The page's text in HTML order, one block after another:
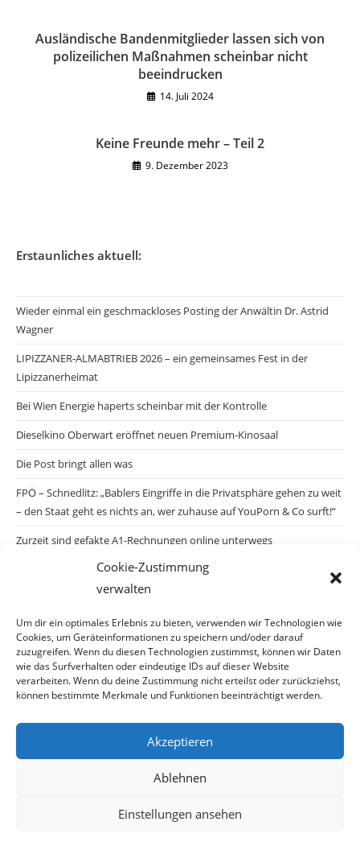
Cookie-Zustimmung
verwalten
Um dir ein optimales Erlebnis zu bieten, verwenden wir Technologien wie
Cookies, um Geräteinformationen zu speichern und/oder darauf
zuzugreifen. Wenn du diesen Technologien zustimmst, können wir Daten
wie das Surfverhalten oder eindeutige IDs auf dieser Website
verarbeiten. Wenn du deine Zustimmung nicht erteilst oder zurückziehst,
können bestimmte Merkmale und Funktionen beeinträchtigt werden.
Akzeptieren
Ablehnen
Einstellungen ansehen
Ausländische Bandenmitglieder lassen sich von
polizeilichen Maßnahmen scheinbar nicht
beeindrucken
14. Juli 2024
Keine Freunde mehr – Teil 2
9. Dezember 2023
Erstaunliches aktuell:
Wieder einmal ein geschmackloses Posting der Anwältin Dr. Astrid
Wagner
LIPIZZANER-ALMABTRIEB 2026 – ein gemeinsames Fest in der
Lipizzanerheimat
Bei Wien Energie haperts scheinbar mit der Kontrolle
Dieselkino Oberwart eröffnet neuen Premium-Kinosaal
Die Post bringt allen was
FPÖ – Schnedlitz: „Bablers Eingriffe in die Privatsphäre gehen zu weit
– den Staat geht es nichts an, wer zuhause auf YouPorn & Co surft!“
Zurzeit sind gefakte A1-Rechnungen online unterwegs
Salzburgs Juden und ihre Sicherheit: „Erst nach einem Anschlag wäre
die Gefahr endlich konkret!“
Biologisches Wunder in Ceuta
Ein vermeintliches Abschiebemärchen
Archiv